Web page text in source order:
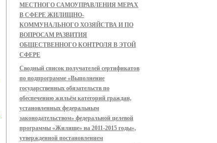
МЕСТНОГО САМОУПРАВЛЕНИЯ МЕРАХ
В СФЕРЕ ЖИЛИЩНО-
КОММУНАЛЬНОГО ХОЗЯЙСТВА И ПО
ВОПРОСАМ РАЗВИТИЯ
ОБЩЕСТВЕННОГО КОНТРОЛЯ В ЭТОЙ
СФЕРЕ
Сводный список получателей сертификатов
по подпрограмме «Выполнение
государственных обязательств по
обеспечению жильём категорий граждан,
установленных федеральным
законодательством» федеральной целевой
программы «Жилище» на 2011-2015 годы»,
утвержденной постановлением